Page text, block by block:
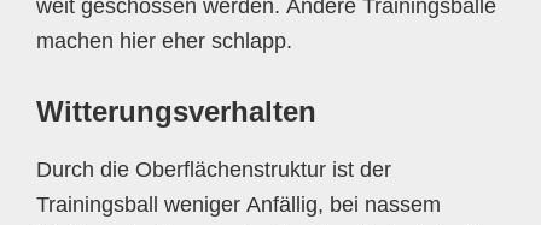
weit geschossen werden. Andere Trainingsbälle
machen hier eher schlapp.
Witterungsverhalten
Durch die Oberflächenstruktur ist der
Trainingsball weniger Anfällig, bei nassem